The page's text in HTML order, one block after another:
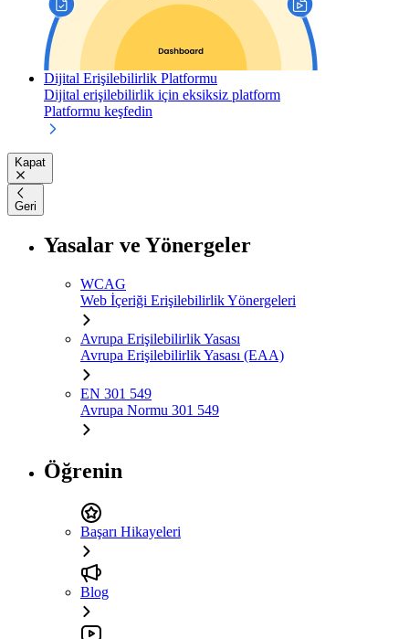
Dijital Erişilebilirlik Platformu
Dijital erişilebilirlik için eksiksiz platform
Platformu keşfedin
Kapat
Geri
Yasalar ve Yönergeler
WCAG
Web İçeriği Erişilebilirlik Yönergeleri
Avrupa Erişilebilirlik Yasası
Avrupa Erişilebilirlik Yasası (EAA)
EN 301 549
Avrupa Normu 301 549
Öğrenin
Başarı Hikayeleri
Blog